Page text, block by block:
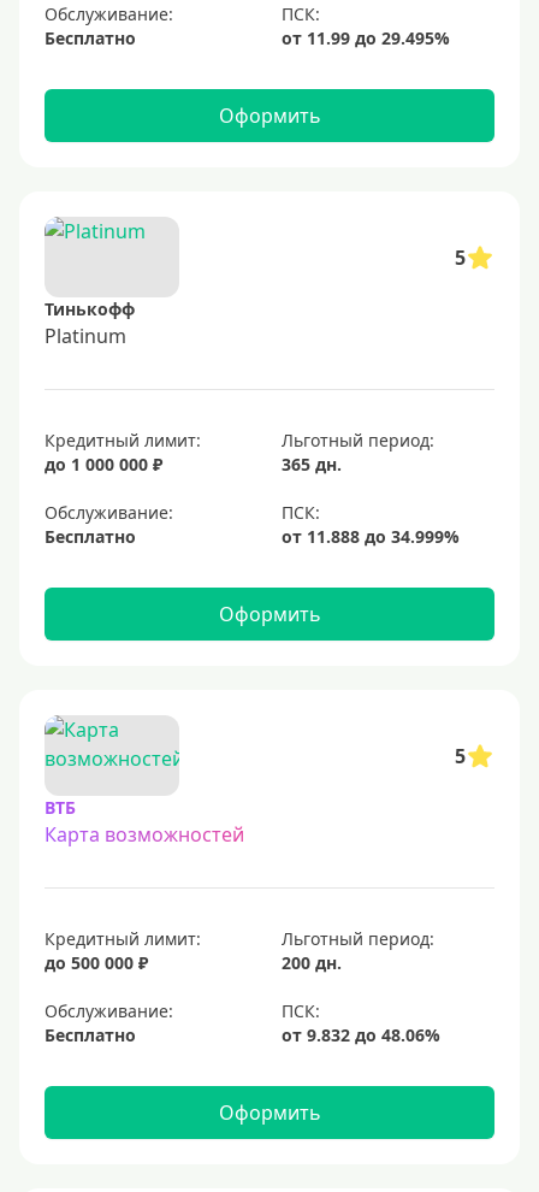
Обслуживание:
Бесплатно
Оформить
5
Тинькофф
Platinum
Кредитный лимит:
до 1 000 000 ₽
Льготный период:
365 дн.
Обслуживание:
Бесплатно
Оформить
5
ВТБ
Карта возможностей
Кредитный лимит:
до 500 000 ₽
Льготный период:
200 дн.
Обслуживание:
Бесплатно
Оформить